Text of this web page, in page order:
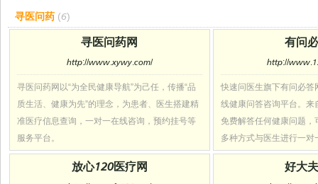
寻医问药 (6)
寻医问药网
http://www.xywy.com/
寻医问药网以“为全民健康导航”为己任，传播“品
质生活、健康为先”的理念，为患者、医生搭建精
准医疗信息查询，一对一在线咨询，预约挂号等
服务平台。
有问
http://
快速问医生旗下有问必答
线健康问答咨询平台。来
免费解答任何健康问题，
多种方式与医生进行一对
放心120医疗网 好大